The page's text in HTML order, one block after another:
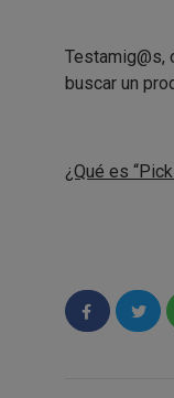
Testamig@s,
buscar un
¿Qué es
Si te
Cómo